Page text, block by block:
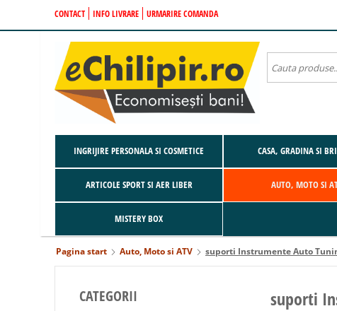
CONTACT INFO LIVRARE URMARIRE COMANDA
INGRIJIRE PERSONALA SI COSMETICE CASA, GRADINA SI
ARTICOLE SPORT SI AER LIBER AUTO, MOTO SI
MISTERY BOX
Pagina start Auto, Moto si ATV suporti Instrumente Auto
CATEGORII suporti